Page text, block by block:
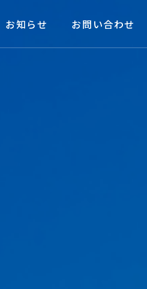
お知らせ お問い合わせ